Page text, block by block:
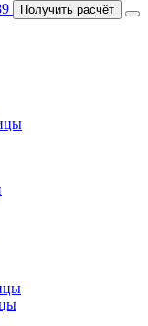
Получить расчёт